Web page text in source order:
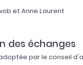
et Anne Laurent
des échanges
par le conseil